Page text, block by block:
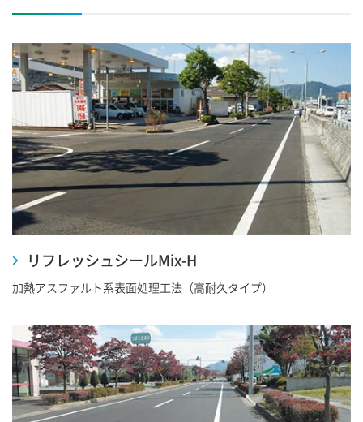
リフレッシュシールMix-H
加熱アスファルト系表面処理工法（高耐久タイプ）